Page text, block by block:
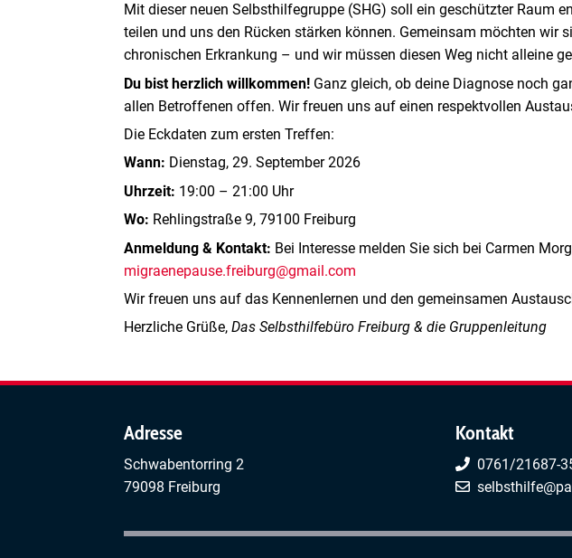
Mit dieser neuen Selbsthilfegruppe (SHG) soll ein geschützter Raum
teilen und uns den Rücken stärken können. Gemeinsam möchten
chronischen Erkrankung – und wir müssen diesen Weg nicht alleine
Du bist herzlich willkommen! Ganz gleich, ob deine Diagnose noch
allen Betroffenen offen. Wir freuen uns auf einen respektvollen
Die Eckdaten zum ersten Treffen:
Wann: Dienstag, 29. September 2026
Uhrzeit: 19:00 – 21:00 Uhr
Wo: Rehlingstraße 9, 79100 Freiburg
Anmeldung & Kontakt: Bei Interesse melden Sie sich bei Carmen
migraenepause.freiburg@gmail.com
Wir freuen uns auf das Kennenlernen und den gemeinsamen
Herzliche Grüße, Das Selbsthilfebüro Freiburg & die Gruppenleitung
Adresse
Schwabentorring 2
79098 Freiburg
Kontakt
0761/21687-